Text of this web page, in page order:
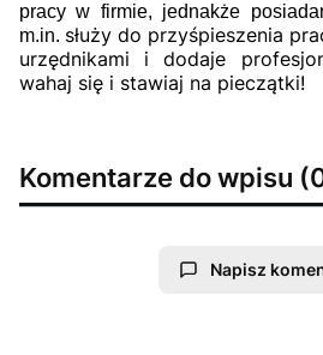
pracy w firmie, jednakże
m.in. służy do przyśpieszenia
urzędnikami i dodaje
wahaj się i stawiaj na pieczątki!
Komentarze do wpisu
Napisz